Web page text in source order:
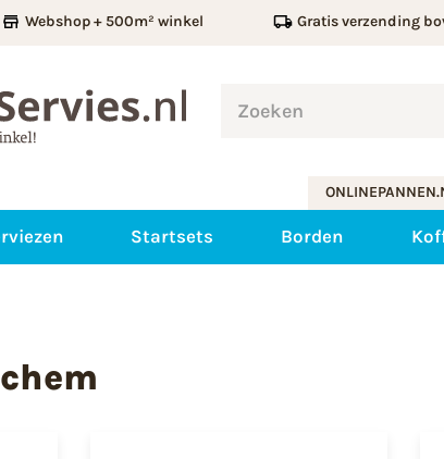
Webshop + 500m² winkel Gratis verzending
Startsets Borden